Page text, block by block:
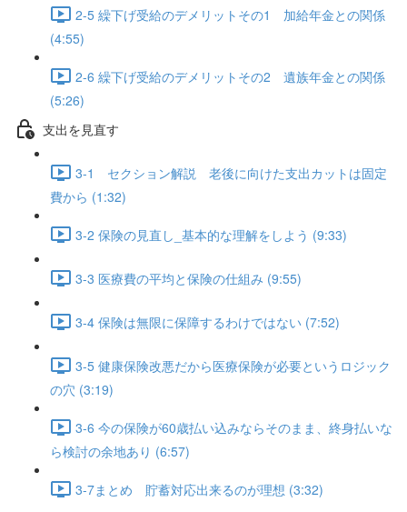
2-5 繰下げ受給のデメリットその1 加給年金との関係
(4:55)
2-6 繰下げ受給のデメリットその2 遺族年金との関係
(5:26)
支出を見直す
3-1 セクション解説 老後に向けた支出カットは固定
費から (1:32)
3-2 保険の見直し_基本的な理解をしよう (9:33)
3-3 医療費の平均と保険の仕組み (9:55)
3-4 保険は無限に保障するわけではない (7:52)
3-5 健康保険改悪だから医療保険が必要というロジック
の穴 (3:19)
3-6 今の保険が60歳払い込みならそのまま、終身払いな
ら検討の余地あり (6:57)
3-7まとめ 貯蓄対応出来るのが理想 (3:32)